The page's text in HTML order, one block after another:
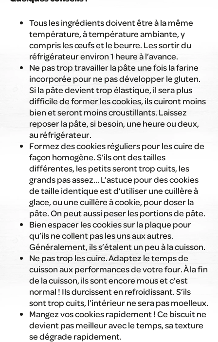
Tous les ingrédients doivent être à la même
température, à température ambiante, y
compris les œufs et le beurre. Les sortir du
réfrigérateur environ 1 heure à l’avance.
Ne pas trop travailler la pâte une fois la farine
incorporée pour ne pas développer le gluten.
Si la pâte devient trop élastique, il sera plus
difficile de former les cookies, ils cuiront moins
bien et seront moins croustillants. Laissez
reposer la pâte, si besoin, une heure ou deux,
au réfrigérateur.
Formez des cookies réguliers pour les cuire de
façon homogène. S’ils ont des tailles
différentes, les petits seront trop cuits, les
grands pas assez… L’astuce pour des cookies
de taille identique est d’utiliser une cuillère à
glace, ou une cuillère à cookie, pour doser la
pâte. On peut aussi peser les portions de pâte.
Bien espacer les cookies sur la plaque pour
qu’ils ne collent pas les uns aux autres.
Généralement, ils s’étalent un peu à la cuisson.
Ne pas trop les cuire. Adaptez le temps de
cuisson aux performances de votre four. À la fin
de la cuisson, ils sont encore mous et c’est
normal ! Ils durcissent en refroidissant. S’ils
sont trop cuits, l’intérieur ne sera pas moelleux.
Mangez vos cookies rapidement ! Ce biscuit ne
devient pas meilleur avec le temps, sa texture
se dégrade rapidement.